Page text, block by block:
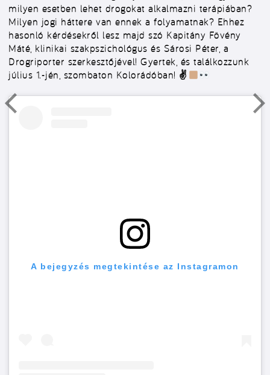
milyen esetben lehet drogokat alkalmazni terápiában?
Milyen jogi háttere van ennek a folyamatnak? Ehhez
hasonló kérdésekről lesz majd szó Kapitány Fövény
Máté, klinikai szakpszichológus és Sárosi Péter, a
Drogriporter szerkesztőjével! Gyertek, és találkozzunk
július 1.-jén, szombaton Kolorádóban! ✌
A bejegyzés megtekintése az Instagramon